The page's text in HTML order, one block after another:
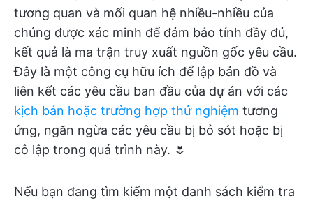
tương quan và mối quan hệ nhiều-nhiều của
chúng được xác minh để đảm bảo tính đầy đủ,
kết quả là ma trận truy xuất nguồn gốc yêu cầu.
Đây là một công cụ hữu ích để lập bản đồ và
liên kết các yêu cầu ban đầu của dự án với các
kịch bản hoặc trường hợp thử nghiệm tương
ứng, ngăn ngừa các yêu cầu bị bỏ sót hoặc bị
cô lập trong quá trình này. 🌷
Nếu bạn đang tìm kiếm một danh sách kiểm tra